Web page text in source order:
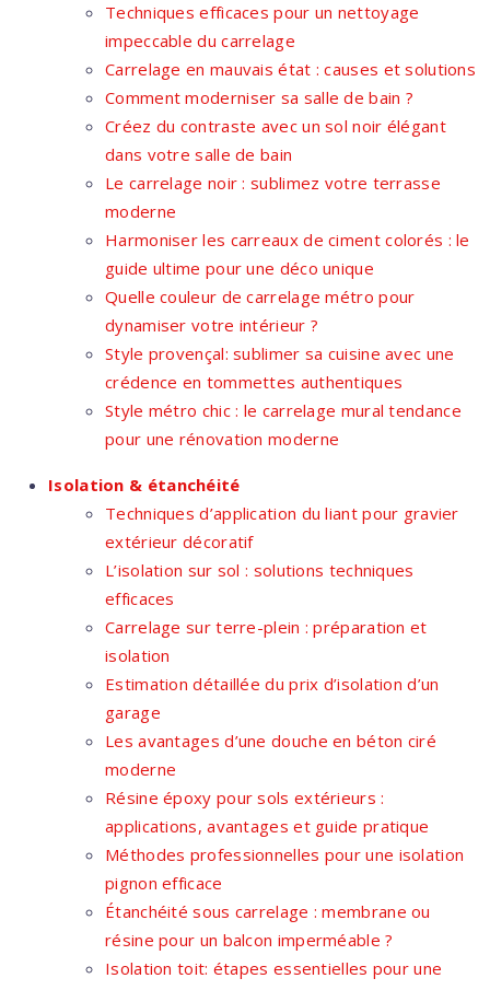
Techniques efficaces pour un nettoyage
impeccable du carrelage
Carrelage en mauvais état : causes et solutions
Comment moderniser sa salle de bain ?
Créez du contraste avec un sol noir élégant
dans votre salle de bain
Le carrelage noir : sublimez votre terrasse
moderne
Harmoniser les carreaux de ciment colorés : le
guide ultime pour une déco unique
Quelle couleur de carrelage métro pour
dynamiser votre intérieur ?
Style provençal: sublimer sa cuisine avec une
crédence en tommettes authentiques
Style métro chic : le carrelage mural tendance
pour une rénovation moderne
Isolation & étanchéité
Techniques d’application du liant pour gravier
extérieur décoratif
L’isolation sur sol : solutions techniques
efficaces
Carrelage sur terre-plein : préparation et
isolation
Estimation détaillée du prix d’isolation d’un
garage
Les avantages d’une douche en béton ciré
moderne
Résine époxy pour sols extérieurs :
applications, avantages et guide pratique
Méthodes professionnelles pour une isolation
pignon efficace
Étanchéité sous carrelage : membrane ou
résine pour un balcon imperméable ?
Isolation toit: étapes essentielles pour une